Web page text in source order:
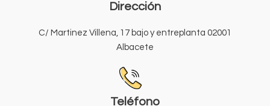
Dirección
C/ Martinez Villena, 17 bajo y entreplanta 02001
Albacete
Teléfono